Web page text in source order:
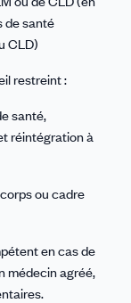
de santé
CLD)
restreint :
santé,
réintégration à
ou cadre
en cas de
médecin agréé,